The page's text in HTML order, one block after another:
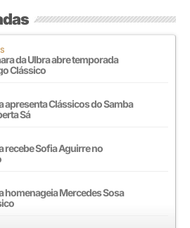
da Ulbra abre temporada
Clássico
apresenta Clássicos do Samba
Sá
recebe Sofia Aguirre no
homenageia Mercedes Sosa